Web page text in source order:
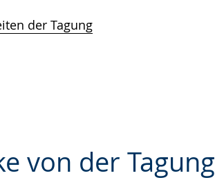
der Tagung
von der Tagung